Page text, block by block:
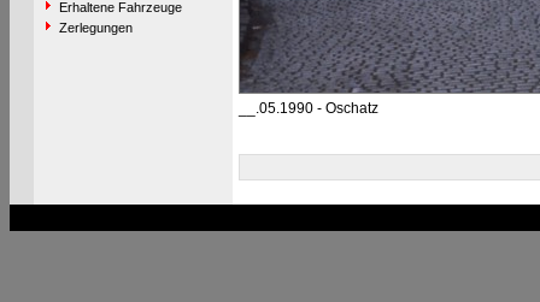
Erhaltene Fahrzeuge
Zerlegungen
__.05.1990 - Oschatz